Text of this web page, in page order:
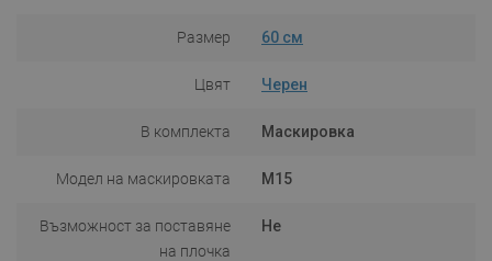
Размер 60 см
Цвят Черен
В комплекта Маскировка
Модел на маскировката M15
Възможност за поставяне
на плочка
Не